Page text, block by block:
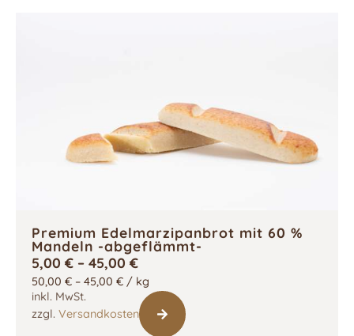
Premium Edelmarzipanbrot mit 60 %
Mandeln -abgeflämmt-
5,00 € – 45,00 €
50,00 € – 45,00 € / kg
inkl. MwSt.
zzgl. Versandkosten